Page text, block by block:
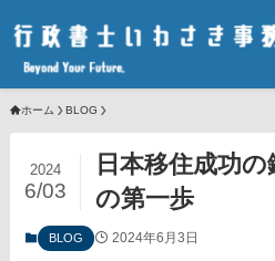
ホーム BLOG
日本移住成功
の第一歩
2024
6/03
BLOG 2024年6月3日